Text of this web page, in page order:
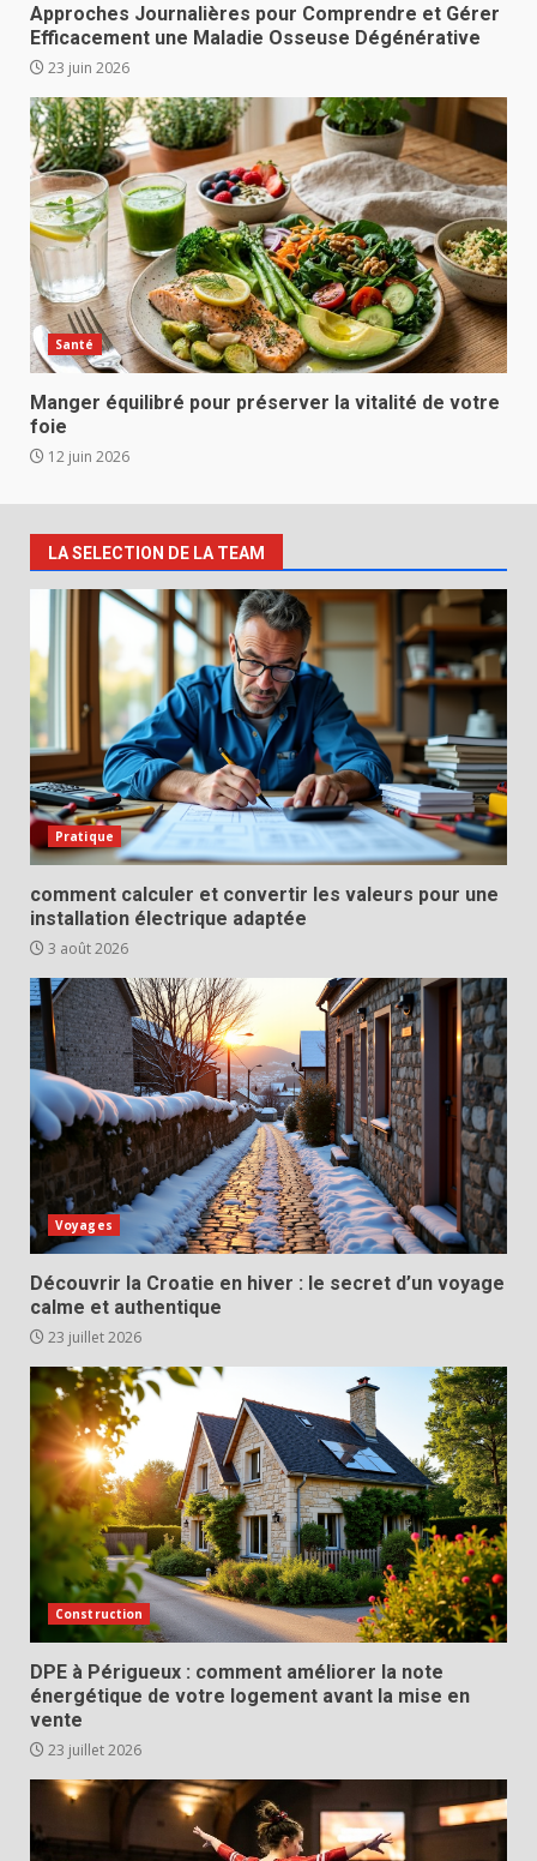
Approches Journalières pour Comprendre et Gérer
Efficacement une Maladie Osseuse Dégénérative
23 juin 2026
Santé
Manger équilibré pour préserver la vitalité de votre
foie
12 juin 2026
LA SELECTION DE LA TEAM
Pratique
comment calculer et convertir les valeurs pour une
installation électrique adaptée
3 août 2026
Voyages
Découvrir la Croatie en hiver : le secret d’un voyage
calme et authentique
23 juillet 2026
Construction
DPE à Périgueux : comment améliorer la note
énergétique de votre logement avant la mise en
vente
23 juillet 2026